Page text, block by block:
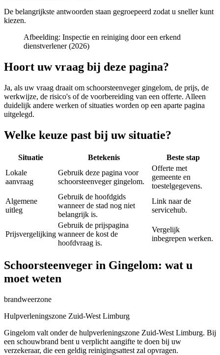
De belangrijkste antwoorden staan gegroepeerd zodat u sneller kunt
kiezen.
Afbeelding: Inspectie en reiniging door een erkend
dienstverlener (2026)
Hoort uw vraag bij deze pagina?
Ja, als uw vraag draait om schoorsteenveger gingelom, de prijs, de
werkwijze, de risico's of de voorbereiding van een offerte. Alleen
duidelijk andere werken of situaties worden op een aparte pagina
uitgelegd.
Welke keuze past bij uw situatie?
Situatie Betekenis
Beste stap
Lokale
aanvraag
Gebruik deze pagina voor
schoorsteenveger gingelom.
Offerte met
gemeente en
toestelgegevens.
Algemene
uitleg
Gebruik de hoofdgids
wanneer de stad nog niet
belangrijk is.
Link naar de
servicehub.
Prijsvergelijking
Gebruik de prijspagina
wanneer de kost de
hoofdvraag is.
Vergelijk
inbegrepen werken.
Schoorsteenveger in Gingelom: wat u
moet weten
brandweerzone
Hulpverleningszone Zuid-West Limburg
Gingelom valt onder de hulpverleningszone Zuid-West Limburg. Bij
een schouwbrand bent u verplicht aangifte te doen bij uw
verzekeraar, die een geldig reinigingsattest zal opvragen.